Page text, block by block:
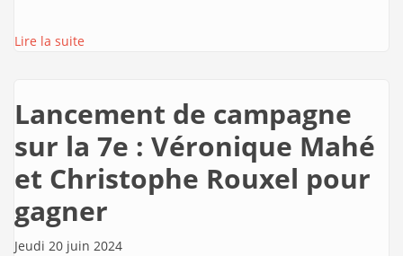
Lire la suite
Lancement de campagne
sur la 7e : Véronique Mahé
et Christophe Rouxel pour
gagner
Jeudi 20 juin 2024